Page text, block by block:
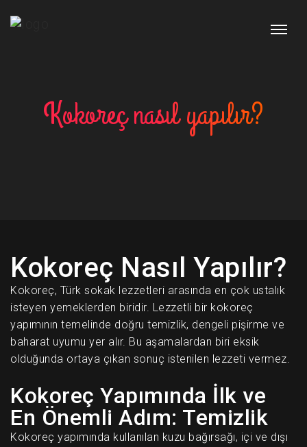
Kokoreç nasıl yapılır?
Kokoreç Nasıl Yapılır?
Kokoreç, Türk sokak lezzetleri arasında en çok ustalık
isteyen yemeklerden biridir. Lezzetli bir kokoreç
yapımının temelinde doğru temizlik, dengeli pişirme ve
baharat uyumu yer alır. Bu aşamalardan biri eksik
olduğunda ortaya çıkan sonuç istenilen lezzeti vermez.
Kokoreç Yapımında İlk ve
En Önemli Adım: Temizlik
Kokoreç yapımında kullanılan kuzu bağırsağı, içi ve dışı